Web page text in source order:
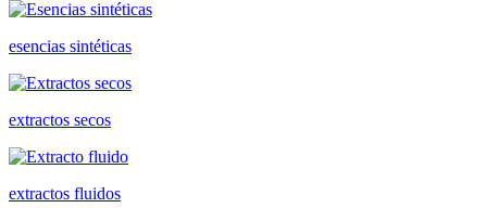
esencias sintéticas
extractos secos
extractos fluidos